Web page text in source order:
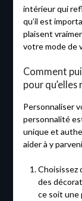
intérieur qui
qu’il est
plaisent
votre mode de
Comment
pour
Personnaliser
personnalité
unique et
aider à y
Choisissez
des
ce soit une